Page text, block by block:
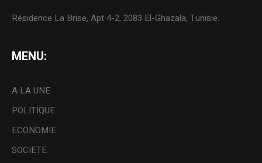
Résidence La Brise, Apt 4-2, 2083 El-Ghazala, Tunisie.
MENU:
A LA UNE
POLITIQUE
ECONOMIE
SOCIETE